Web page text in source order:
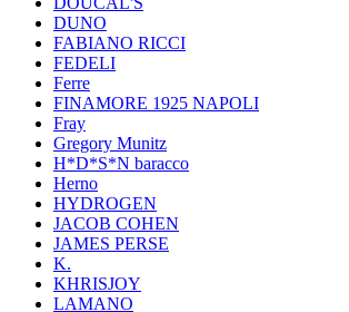
DUNO
FABIANO RICCI
FEDELI
Ferre
FINAMORE 1925 NAPOLI
Fray
Gregory Munitz
H*D*S*N baracco
Herno
HYDROGEN
JACOB COHEN
JAMES PERSE
K.
KHRISJOY
LAMANO